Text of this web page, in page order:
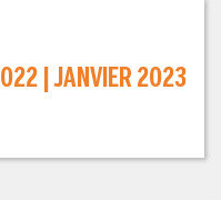
| JANVIER 2023